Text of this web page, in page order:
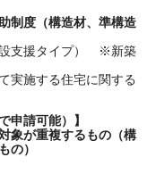
制度（構造材、準構造
支援タイプ） ※新築
施する住宅に関する
申請可能）】
象が重複するもの（構
の）